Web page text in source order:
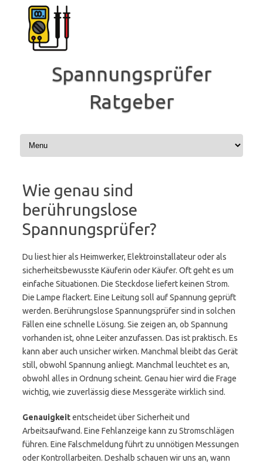
Inhalt
springen
Spannungsprüfer
Ratgeber
Wie genau sind
berührungslose
Spannungsprüfer?
Du liest hier als Heimwerker, Elektroinstallateur oder als
sicherheitsbewusste Käuferin oder Käufer. Oft geht es um
einfache Situationen. Die Steckdose liefert keinen Strom.
Die Lampe flackert. Eine Leitung soll auf Spannung geprüft
werden. Berührungslose Spannungsprüfer sind in solchen
Fällen eine schnelle Lösung. Sie zeigen an, ob Spannung
vorhanden ist, ohne Leiter anzufassen. Das ist praktisch. Es
kann aber auch unsicher wirken. Manchmal bleibt das Gerät
still, obwohl Spannung anliegt. Manchmal leuchtet es an,
obwohl alles in Ordnung scheint. Genau hier wird die Frage
wichtig, wie zuverlässig diese Messgeräte wirklich sind.
Genauigkeitentscheidet über Sicherheit und
Arbeitsaufwand. Eine Fehlanzeige kann zu Stromschlägen
führen. Eine Falschmeldung führt zu unnötigen Messungen
oder Kontrollarbeiten. Deshalb schauen wir uns an, wann